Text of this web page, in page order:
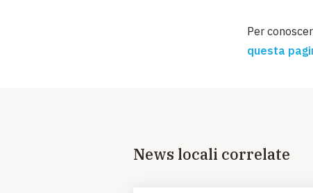
Per
questa
News locali correlate